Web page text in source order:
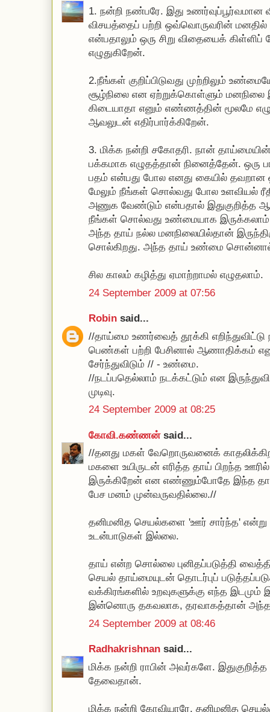
1. நன்றி நண்பரே. இது உணர்வுப்பூர்வமான
விசயத்தைப் பற்றி ஒவ்வொருவரின்
என்பதாலும் ஒரு சிறு விதையைக்
எழுதுகிறேன்.
2.நீங்கள் குறிப்பிடுவது முற்றிலும்
சூழ்நிலை என ஏற்றுக்கொள்ளும் மனநிலை
கிடையாதா எனும் எண்ணத்தின் மூலமே
ஆவலுடன் எதிர்பார்க்கிறேன்.
3. மிக்க நன்றி சகோதரி. நான் தாய்மையின்
பக்கமாக எழுதத்தான் நினைத்தேன். ஒரு
பதம் என்பது போல எனது கையில் தவறான
மேலும் நீங்கள் சொல்வது போல உளவியல்
அணுக வேண்டும் என்பதால் இதுகுறித்த
நீங்கள் சொல்வது உண்மையாக
அந்த தாய் நல்ல மனநிலையில்தான்
சொல்கிறது. அந்த தாய் உண்மை
சில காலம் கழித்து ஏமாற்றாமல் எழுதலாம்.
24 September 2009 at 07:56
Robin said...
//தாய்மை உணர்வைத் தூக்கி எறிந்துவிட்டு
பெண்கள் பற்றி பேசினால் ஆணாதிக்கம்
சேர்ந்துவிடும் // - உண்மை.
//நடப்பதெல்லாம் நடக்கட்டும் என
முடிவு.
24 September 2009 at 08:25
கோவி.கண்ணன்said...
//தனது மகள் வேறொருவனைக்
மகளை உயிருடன் எரித்த தாய் பிறந்த ஊரில்
இருக்கிறேன் என எண்ணும்போதே இந்த
பேச மனம் முன்வருவதில்லை.//
தனிமனித செயல்களை 'ஊர் சார்ந்த' என்று
உடன்பாடுகள் இல்லை.
தாய் என்ற சொல்லை புனிதப்படுத்தி
செயல் தாய்மையுடன் தொடர்புப்
வக்கிரங்களில் உறவுகளுக்கு எந்த
இன்னொரு தகவலாக, தரவாகத்தான் அந்த
24 September 2009 at 08:46
Radhakrishnan said...
மிக்க நன்றி ராபின் அவர்களே. இதுகுறித்த
தேவைதான்.
மிக்க நன்றி கோவியாரே. தனிமனித